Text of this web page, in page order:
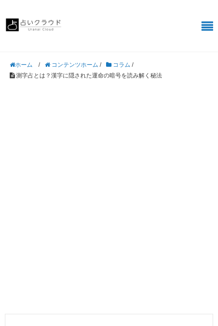
ホーム / コンテンツホーム / コラム /
測字占とは？漢字に隠された運命の暗号を読み解く秘法